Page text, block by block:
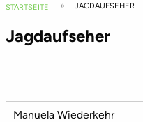
Pfadnavigation
STARTSEITE JAGDAUFSEHER
Jagdaufseher
Manuela Wiederkehr